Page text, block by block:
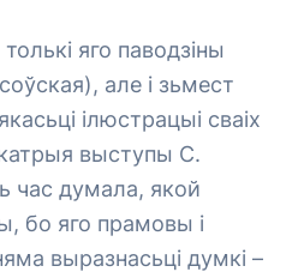
яго паводзіны
але і зьмест
ілюстрацыі сваіх
выступы С.
час думала, якой
бо яго прамовы і
выразнасьці думкі –